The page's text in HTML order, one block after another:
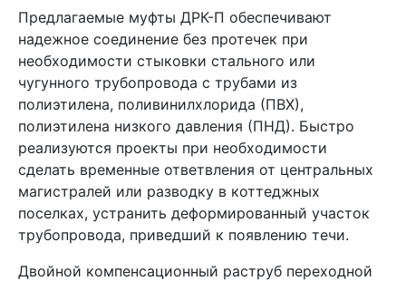
Предлагаемые муфты ДРК-П обеспечивают
надежное соединение без протечек при
необходимости стыковки стального или
чугунного трубопровода с трубами из
полиэтилена, поливинилхлорида (ПВХ),
полиэтилена низкого давления (ПНД). Быстро
реализуются проекты при необходимости
сделать временные ответвления от центральных
магистралей или разводку в коттеджных
поселках, устранить деформированный участок
трубопровода, приведший к появлению течи.
Двойной компенсационный раструб переходной